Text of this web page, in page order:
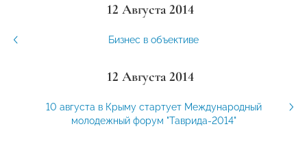
12 Августа 2014
Бизнес в объективе
12 Августа 2014
10 августа в Крыму стартует Международный
молодежный форум "Таврида-2014"